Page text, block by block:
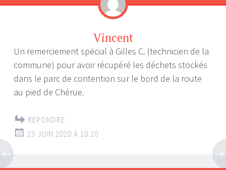
Vincent
Un remerciement spécial à Gilles C. (technicien de la
commune) pour avoir récupéré les déchets stockés
dans le parc de contention sur le bord de la route
au pied de Chérue.
RÉPONDRE
23 JUIN 2020 À 10:20